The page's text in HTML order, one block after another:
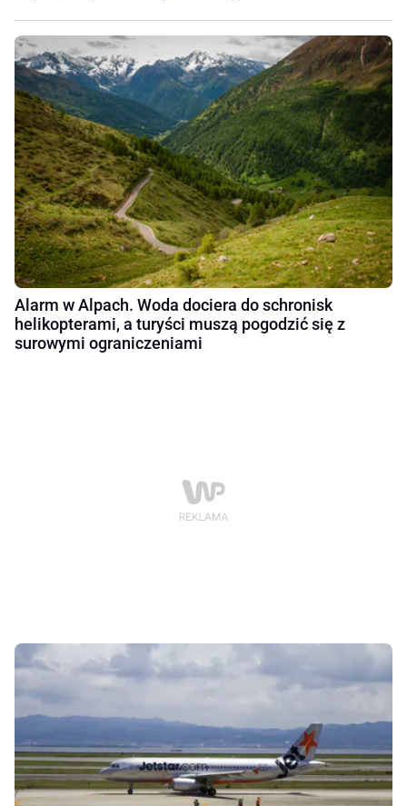
Alarm w Alpach. Woda dociera do schronisk
helikopterami, a turyści muszą pogodzić się z
surowymi ograniczeniami